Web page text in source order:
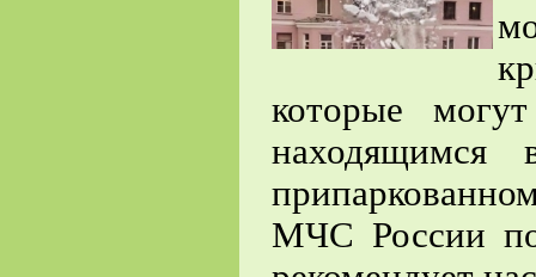
которые
находящимся
МЧС России по